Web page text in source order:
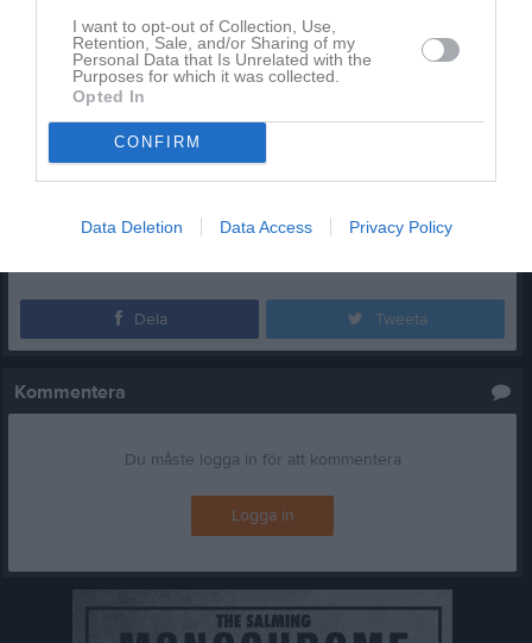
I want to opt-out of Collection, Use,
Retention, Sale, and/or Sharing of my
Personal Data that Is Unrelated with the
Purposes for which it was collected.
Opted In
CONFIRM
Data Deletion Data Access Privacy Policy
Som lite kuriosa i sammanhanget är att Antonia som 15-åring
representerade Värmlands distriktslag i både fotboll och ishockey.
Skönt att hon valde rätt sport till slut ändå!
Hjärtligt välkommen tillÖrebro SK Söder
trivas med oss, och kanske göra hemmadebut mot din gamla
klubbSäffle FF, som vi också tackar för en snabb och smidig
Dela Tweeta
Kommentera
Du måste logga in för att kommentera
Logga in